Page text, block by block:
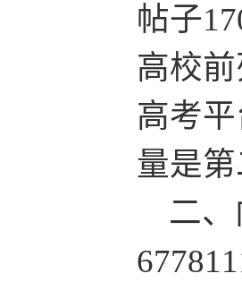
帖子
高校
高考
量是
二、